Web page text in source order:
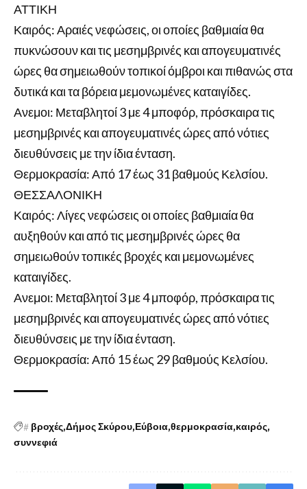
ΑΤΤΙΚΗ
Καιρός: Αραιές νεφώσεις, οι οποίες βαθμιαία θα
πυκνώσουν και τις μεσημβρινές και απογευματινές
ώρες θα σημειωθούν τοπικοί όμβροι και πιθανώς στα
δυτικά και τα βόρεια μεμονωμένες καταιγίδες.
Ανεμοι: Μεταβλητοί 3 με 4 μποφόρ, πρόσκαιρα τις
μεσημβρινές και απογευματινές ώρες από νότιες
διευθύνσεις με την ίδια ένταση.
Θερμοκρασία: Από 17 έως 31 βαθμούς Κελσίου.
ΘΕΣΣΑΛΟΝΙΚΗ
Καιρός: Λίγες νεφώσεις οι οποίες βαθμιαία θα
αυξηθούν και από τις μεσημβρινές ώρες θα
σημειωθούν τοπικές βροχές και μεμονωμένες
καταιγίδες.
Ανεμοι: Μεταβλητοί 3 με 4 μποφόρ, πρόσκαιρα τις
μεσημβρινές και απογευματινές ώρες από νότιες
διευθύνσεις με την ίδια ένταση.
Θερμοκρασία: Από 15 έως 29 βαθμούς Κελσίου.
# βροχές Δήμος Σκύρου Εύβοια θερμοκρασία καιρός
συννεφιά